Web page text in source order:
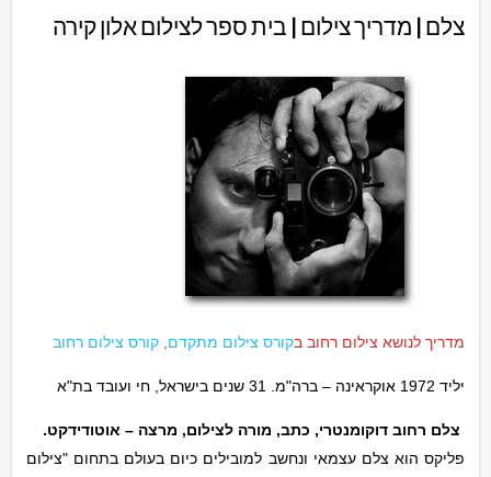
צלם | מדריך צילום | בית ספר לצילום אלון קירה
מדריך לנושא צילום רחוב בקורס צילום מתקדם, קורס צילום רחוב
יליד 1972 אוקראינה – ברה"מ. 31 שנים בישראל, חי ועובד בת"א
צלם רחוב דוקומנטרי, כתב, מורה לצילום, מרצה – אוטודידקט.
פליקס הוא צלם עצמאי ונחשב למובילים כיום בעולם בתחום "צילום